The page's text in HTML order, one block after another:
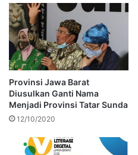
Provinsi Jawa Barat
Diusulkan Ganti Nama
Menjadi Provinsi Tatar Sunda
12/10/2020